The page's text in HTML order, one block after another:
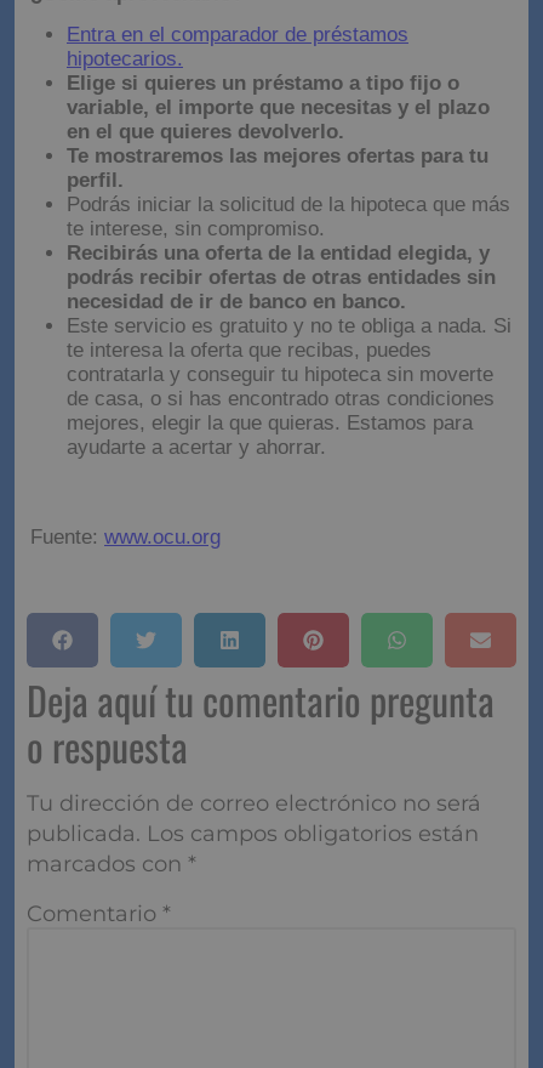
¿Como aprovecharlo?
Entra en el comparador de préstamos
hipotecarios.
Elige si quieres un préstamo a tipo fijo o
variable, el importe que necesitas y el plazo
en el que quieres devolverlo.
Te mostraremos las mejores ofertas para tu
perfil.
Podrás iniciar la solicitud de la hipoteca que más
te interese, sin compromiso.
Recibirás una oferta de la entidad elegida, y
podrás recibir ofertas de otras entidades sin
necesidad de ir de banco en banco.
Este servicio es gratuito y no te obliga a nada. Si
te interesa la oferta que recibas, puedes
contratarla y conseguir tu hipoteca sin moverte
de casa, o si has encontrado otras condiciones
mejores, elegir la que quieras. Estamos para
Deja aquí tu comentario
pregunta o respuesta
Tu dirección de correo electrónico no será
publicada. Los campos obligatorios están